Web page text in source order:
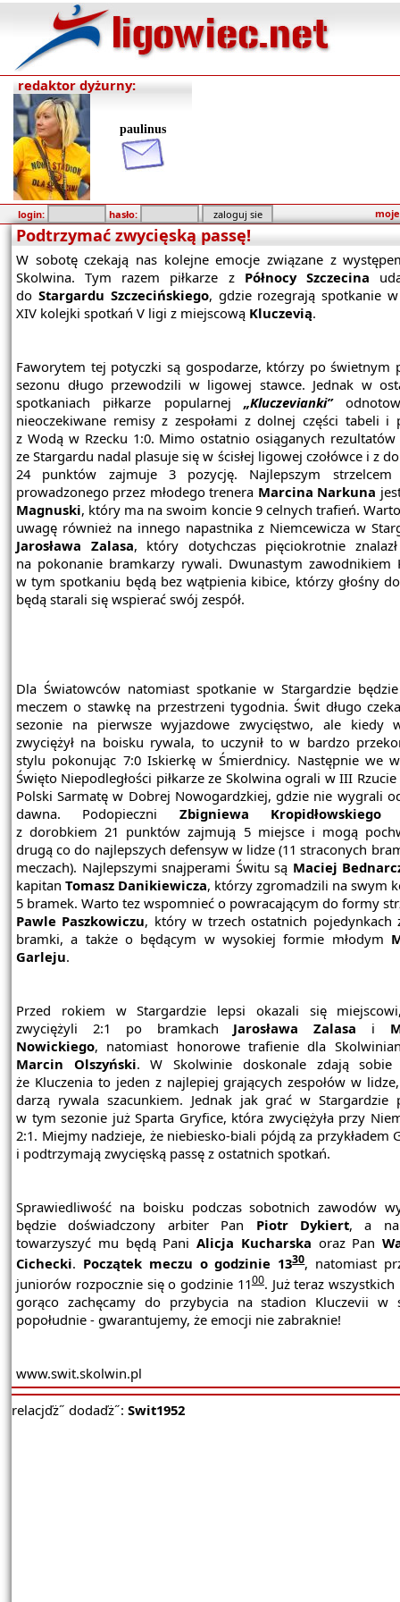
redaktor dyżurny:
paulinus
login: hasło:
Podtrzymać zwycięską passę!
W sobotę czekają nas kolejne emocje związane z
Skolwina. Tym razem piłkarze z Północy Szczecina
do Stargardu Szczecińskiego, gdzie rozegrają spotkanie
XIV kolejki spotkań V ligi z miejscową Kluczevią.
Faworytem tej potyczki są gospodarze, którzy po świetnym
sezonu długo przewodzili w ligowej stawce. Jednak w
spotkaniach piłkarze popularnej„Kluczevianki”
nieoczekiwane remisy z zespołami z dolnej części tabeli i
z Wodą w Rzecku 1:0. Mimo ostatnio osiąganych
ze Stargardu nadal plasuje się w ścisłej ligowej czołówce i z
24 punktów zajmuje 3 pozycję. Najlepszym strzelcem
prowadzonego przez młodego trenera Marcina Narkuna
Magnuski, który ma na swoim koncie 9 celnych trafień.
uwagę również na innego napastnika z Niemcewicza w
Jarosława Zalasa, który dotychczas pięciokrotnie
na pokonanie bramkarzy rywali. Dwunastym zawodnikiem
w tym spotkaniu będą bez wątpienia kibice, którzy głośny
będą starali się wspierać swój zespół.
Dla Światowców natomiast spotkanie w Stargardzie
meczem o stawkę na przestrzeni tygodnia. Świt długo
sezonie na pierwsze wyjazdowe zwycięstwo, ale kiedy
zwyciężył na boisku rywala, to uczynił to w bardzo
stylu pokonując 7:0 Iskierkę w Śmierdnicy. Następnie we
Święto Niepodległości piłkarze ze Skolwina ograli w III
Polski Sarmatę w Dobrej Nowogardzkiej, gdzie nie wygrali
dawna. Podopieczni Zbigniewa Kropidłowskiego
z dorobkiem 21 punktów zajmują 5 miejsce i mogą
drugą co do najlepszych defensyw w lidze (11 straconych
meczach). Najlepszymi snajperami Świtu są Maciej
kapitan Tomasz Danikiewicza, którzy zgromadzili na swym
5 bramek. Warto tez wspomnieć o powracającym do formy
Pawle Paszkowiczu, który w trzech ostatnich pojedynkach
bramki, a także o będącym w wysokiej formie młodym
Garleju.
Przed rokiem w Stargardzie lepsi okazali się
zwyciężyli 2:1 po bramkach Jarosława Zalasa i
Nowickiego, natomiast honorowe trafienie dla
Marcin Olszyński. W Skolwinie doskonale zdają sobie
że Kluczenia to jeden z najlepiej grających zespołów w
darzą rywala szacunkiem. Jednak jak grać w Stargardzie
w tym sezonie już Sparta Gryfice, która zwyciężyła przy
2:1. Miejmy nadzieje, że niebiesko-biali pójdą za przykładem
i podtrzymają zwycięską passę z ostatnich spotkań.
Sprawiedliwość na boisku podczas sobotnich zawodów
będzie doświadczony arbiter Pan Piotr Dykiert, a na
towarzyszyć mu będą Pani Alicja Kucharska oraz Pan
Cichecki. Początek meczu o godzinie 1330, natomiast
juniorów rozpocznie się o godzinie 1100. Już teraz wszystkich
gorąco zachęcamy do przybycia na stadion Kluczevii w
popołudnie - gwarantujemy, że emocji nie zabraknie!
www.swit.skolwin.pl
relacjďż˝ dodaďż˝: Swit1952